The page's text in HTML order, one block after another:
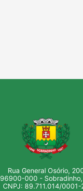
Rua General Osório,
96900-000 - Sobradinho,
CNPJ: 89.711.014/0001-